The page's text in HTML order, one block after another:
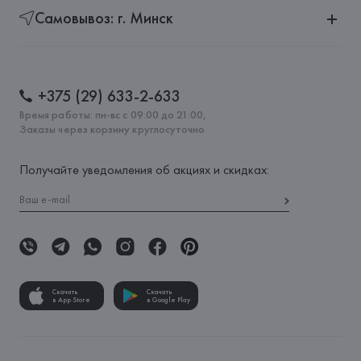
Самовывоз: г. Минск
+375 (29) 633-2-633
Время работы: пн-вс с 09:00 до 21:00,
Заказы через корзину круглосуточно
Получайте уведомления об акциях и скидках:
Скачать
в App Store
Скачать
в Google Play